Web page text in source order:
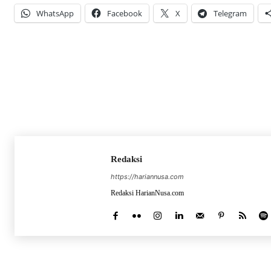
WhatsApp Facebook X Telegram
Redaksi
https://hariannusa.com
Redaksi HarianNusa.com